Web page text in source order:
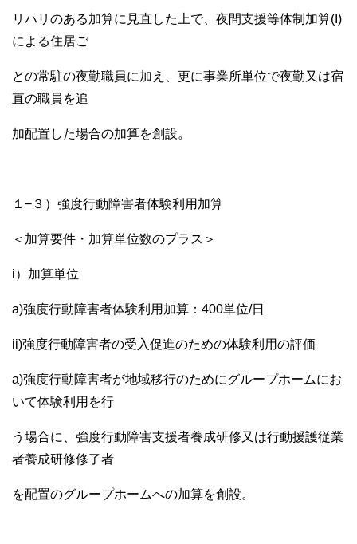
リハリのある加算に見直した上で、夜間支援等体制加算(I)
による住居ご
との常駐の夜勤職員に加え、更に事業所単位で夜勤又は宿
直の職員を追
加配置した場合の加算を創設。
１−３）強度行動障害者体験利用加算
＜加算要件・加算単位数のプラス＞
i）加算単位
a)強度行動障害者体験利用加算：400単位/日
ii)強度行動障害者の受入促進のための体験利用の評価
a)強度行動障害者が地域移行のためにグループホームにお
いて体験利用を行
う場合に、強度行動障害支援者養成研修又は行動援護従業
者養成研修修了者
を配置のグループホームへの加算を創設。